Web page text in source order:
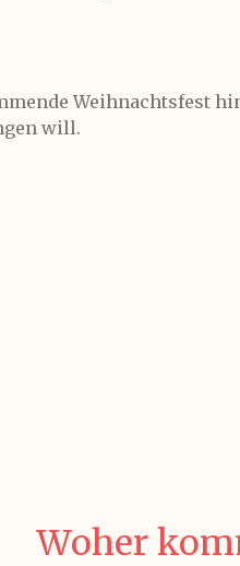
Weihnachtsfest
will.
Woher